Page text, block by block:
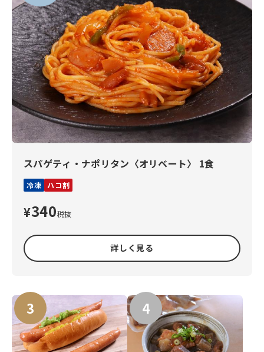
スパゲティ・ナポリタン〈オリベート〉 1食
冷凍 ハコ割
¥340税抜
詳しく見る